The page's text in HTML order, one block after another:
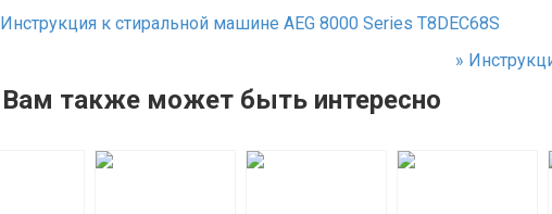
Инструкция к стиральной машине AEG 8000 Series T8DEC68S
»
Вам также может быть интересно